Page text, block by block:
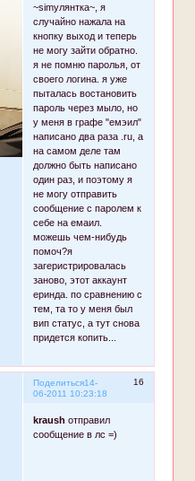
~simулянтка~, я
случайно нажала на
кнопку выход и теперь
не могу зайти обратно.
я не помню паролья, от
своего логина. я уже
пыталась востановить
пароль через мыло, но
у меня в графе "емэил"
написано два раза .ru, а
на самом деле там
должно быть написано
один раз, и поэтому я
не могу отправить
сообщение с паролем к
себе на емаил.
можешь чем-нибудь
помоч?я
загеристрировалась
заново, этот аккаунт
еринда. по сравнению с
тем, та то у меня был
вип статус, а тут снова
придется копить...
Поделиться 16
14-
06-2011 10:23:18
kraush отправил
сообщение в лс =)